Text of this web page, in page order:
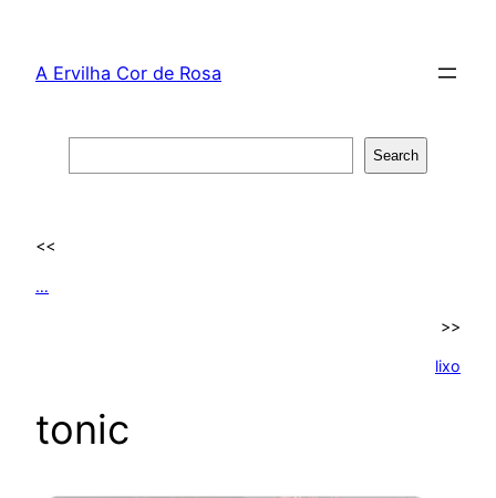
content
A Ervilha Cor de Rosa
Search
<<
…
>>
lixo
tonic